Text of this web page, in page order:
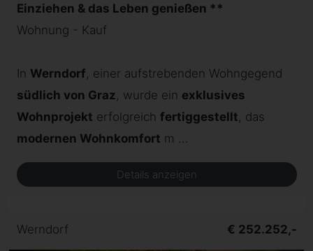
Einziehen & das Leben genießen **
Wohnung - Kauf
In Werndorf, einer aufstrebenden Wohngegend
südlich von Graz, wurde ein exklusives
Wohnprojekt erfolgreich fertiggestellt, das
modernen Wohnkomfort m ...
Details anzeigen
Werndorf € 252.252,-